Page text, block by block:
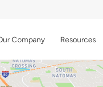
Company Resources